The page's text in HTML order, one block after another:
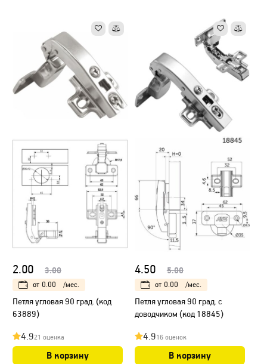
2.00 3.00
от 0.00 /мес.
Петля угловая 90 град. (код
63889)
4.921 оценка
В корзину
4.50 5.00
от 0.00 /мес.
Петля угловая 90 град. с
доводчиком (код 18845)
4.916 оценок
В корзину